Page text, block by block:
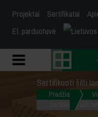
Projektai Sertifikatai
El. parduotuvė
Sertifikuoti šilti
Pradžia
Sertifikuoti šilti